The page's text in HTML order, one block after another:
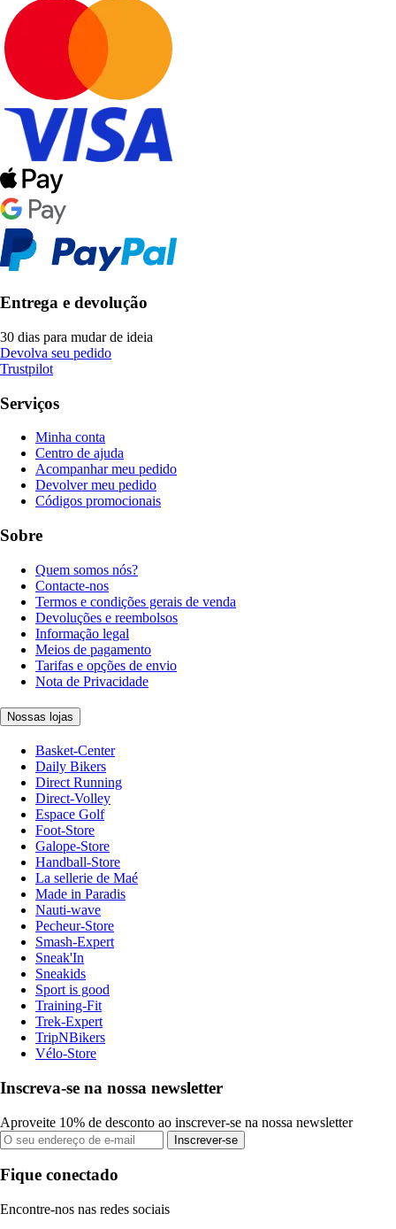
Entrega e devolução
30 dias para mudar de ideia
Devolva seu pedido
Trustpilot
Serviços
Minha conta
Centro de ajuda
Acompanhar meu pedido
Devolver meu pedido
Códigos promocionais
Sobre
Quem somos nós?
Contacte-nos
Termos e condições gerais de venda
Devoluções e reembolsos
Informação legal
Meios de pagamento
Tarifas e opções de envio
Nota de Privacidade
Nossas lojas
Basket-Center
Daily Bikers
Direct Running
Direct-Volley
Espace Golf
Foot-Store
Galope-Store
Handball-Store
La sellerie de Maé
Made in Paradis
Nauti-wave
Pecheur-Store
Smash-Expert
Sneak'In
Sneakids
Sport is good
Training-Fit
Trek-Expert
TripNBikers
Vélo-Store
Inscreva-se na nossa newsletter
Aproveite 10% de desconto ao inscrever-se na nossa newsletter
Inscrever-se
Fique conectado
Encontre-nos nas redes sociais